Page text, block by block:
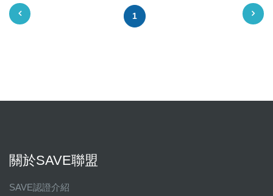
1
關於SAVE聯盟
SAVE認證介紹